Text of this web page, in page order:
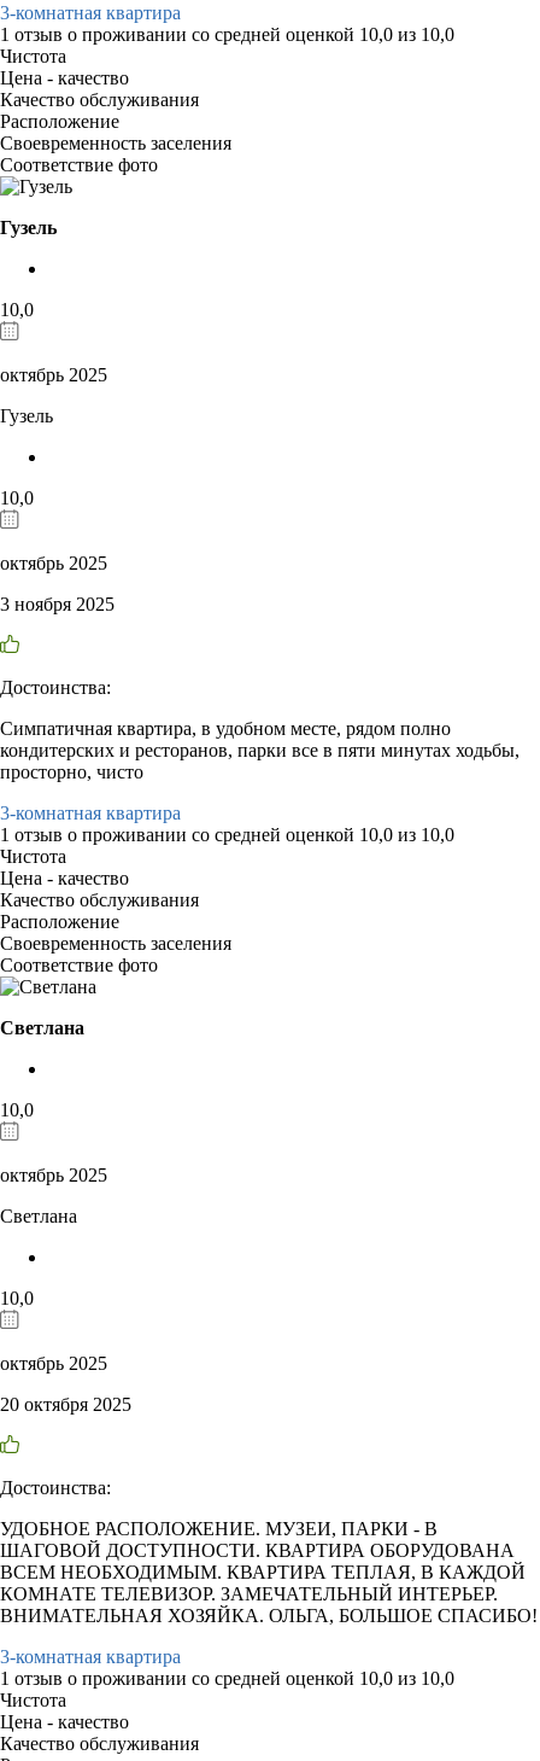
3-комнатная квартира
1 отзыв о проживании со средней оценкой 10,0 из 10,0
Чистота
Цена - качество
Качество обслуживания
Расположение
Своевременность заселения
Соответствие фото
Гузель
10,0
октябрь 2025
Гузель
10,0
октябрь 2025
3 ноября 2025
Достоинства:
Симпатичная квартира, в удобном месте, рядом полно
кондитерских и ресторанов, парки все в пяти минутах ходьбы,
просторно, чисто
3-комнатная квартира
1 отзыв о проживании со средней оценкой 10,0 из 10,0
Чистота
Цена - качество
Качество обслуживания
Расположение
Своевременность заселения
Соответствие фото
Светлана
10,0
октябрь 2025
Светлана
10,0
октябрь 2025
20 октября 2025
Достоинства:
УДОБНОЕ РАСПОЛОЖЕНИЕ. МУЗЕИ, ПАРКИ - В
ШАГОВОЙ ДОСТУПНОСТИ. КВАРТИРА ОБОРУДОВАНА
ВСЕМ НЕОБХОДИМЫМ. КВАРТИРА ТЕПЛАЯ, В КАЖДОЙ
КОМНАТЕ ТЕЛЕВИЗОР. ЗАМЕЧАТЕЛЬНЫЙ ИНТЕРЬЕР.
ВНИМАТЕЛЬНАЯ ХОЗЯЙКА. ОЛЬГА, БОЛЬШОЕ СПАСИБО!
3-комнатная квартира
1 отзыв о проживании со средней оценкой 10,0 из 10,0
Чистота
Цена - качество
Качество обслуживания